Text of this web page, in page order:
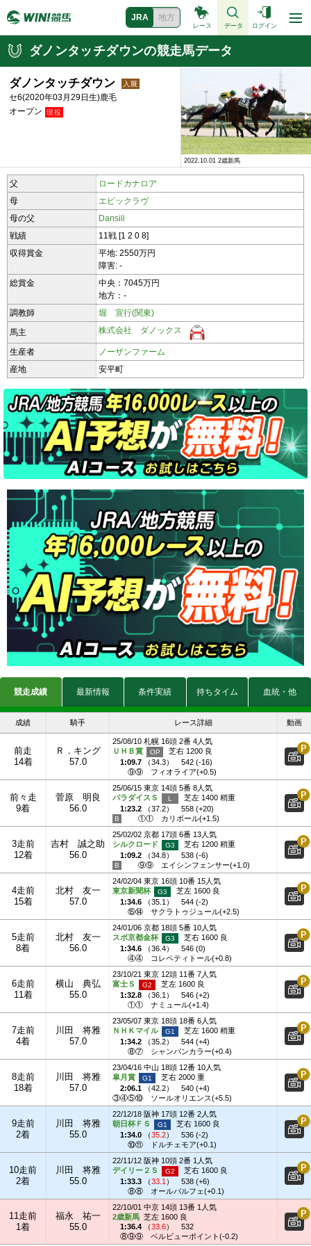
JRA 地方
レース データ ログイン
ダノンタッチダウンの競走馬データ
ダノンタッチダウン
セ6(2020年03月29日生)鹿毛
オープン
2022.10.01 2歳新馬
父
ロードカナロア
母
エピックラヴ
母の父
Dansili
戦績
11戦 [1 2 0 8]
収得賞金
平地: 2550万円
障害: -
総賞金
中央：7045万円
地方：-
調教師
堀 宣行(関東)
馬主
株式会社 ダノックス
生産者
ノーザンファーム
産地
安平町
競走成績 最新情報 条件実績 持ちタイム 血統・他
成績 騎手 レース詳細 動画
前走
14着
Ｒ．キング
57.0
25/08/10 札幌 16頭 2番 4人気
ＵＨＢ賞
芝右 1200 良
1:09.7 （34.3）
542 (-16)
⑨⑨
フィオライア(+0.5)
前々走
9着
菅原 明良
56.0
25/06/15 東京 14頭 5番 8人気
パラダイスＳ
芝左 1400 稍重
1:23.2 （37.2）
558 (+20)
①①
カリボール(+1.5)
3走前
12着
吉村 誠之助
56.0
25/02/02 京都 17頭 6番 13人気
シルクロード
芝右 1200 稍重
1:09.2 （34.8）
538 (-6)
⑨⑨
エイシンフェンサー(+1.0)
4走前
15着
北村 友一
57.0
24/02/04 東京 16頭 10番 15人気
東京新聞杯
芝左 1600 良
1:34.6 （35.1 ）
544 (-2)
⑮⑭
サクラトゥジュール(+2.5)
5走前
8着
北村 友一
56.0
24/01/06 京都 18頭 5番 10人気
スポ京都金杯
芝右 1600 良
1:34.6 （36.4）
546 (0)
④④
コレペティトール(+0.8)
6走前
11着
横山 典弘
55.0
23/10/21 東京 12頭 11番 7人気
富士Ｓ
芝左 1600 良
1:32.8 （36.1 ）
546 (+2)
①①
ナミュール(+1.4)
7走前
4着
川田 将雅
57.0
23/05/07 東京 18頭 18番 6人気
ＮＨＫマイル
芝左 1600 稍重
1:34.2 （35.2）
544 (+4)
⑧⑦
シャンパンカラー(+0.4)
8走前
18着
川田 将雅
57.0
23/04/16 中山 18頭 12番 10人気
皐月賞
芝右 2000 重
2:06.1 （42.2）
540 (+4)
③④⑤⑩
ソールオリエンス(+5.5)
9走前
2着
川田 将雅
55.0
22/12/18 阪神 17頭 12番 2人気
朝日杯ＦＳ
芝右 1600 良
1:34.0 （35.2）
536 (-2)
⑩⑪
ドルチェモア(+0.1)
10走前
2着
川田 将雅
55.0
22/11/12 阪神 10頭 2番 1人気
デイリー２Ｓ
芝右 1600 良
1:33.3 （33.1 ）
538 (+6)
⑧⑧
オールパルフェ(+0.1)
11走前
1着
福永 祐一
55.0
22/10/01 中京 14頭 13番 1人気
2歳新馬 芝左 1600 良
1:36.4 （33.6）
532
⑧⑨⑨
ベルビューポイント(-0.2)